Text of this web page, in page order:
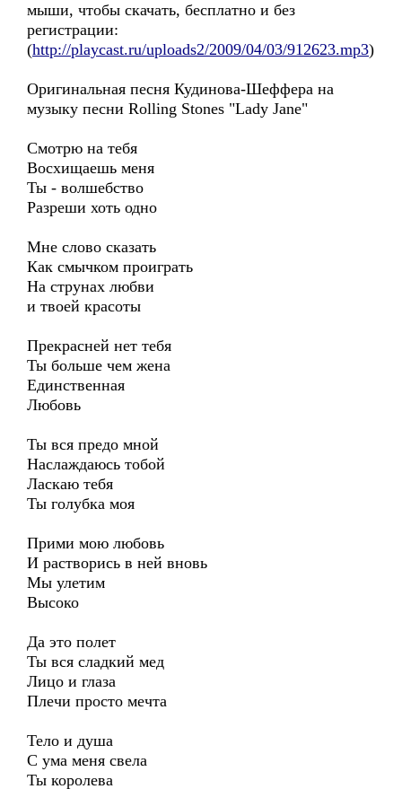
мыши, чтобы скачать, бесплатно и без
регистрации:
(http://playcast.ru/uploads2/2009/04/03/912623.mp3)
Оригинальная песня Кудинова-Шеффера на
музыку песни Rolling Stones "Lady Jane"
Смотрю на тебя
Восхищаешь меня
Ты - волшебство
Разреши хоть одно
Мне слово сказать
Как смычком проиграть
На струнах любви
и твоей красоты
Прекрасней нет тебя
Ты больше чем жена
Единственная
Любовь
Ты вся предо мной
Наслаждаюсь тобой
Ласкаю тебя
Ты голубка моя
Прими мою любовь
И растворись в ней вновь
Мы улетим
Высоко
Да это полет
Ты вся сладкий мед
Лицо и глаза
Плечи просто мечта
Тело и душа
С ума меня свела
Ты королева